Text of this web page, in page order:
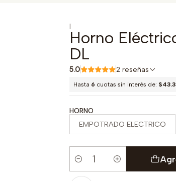
|
Horno
DL
5.0 2 reseñas
Hasta 6 cuotas sin interés de:
HORNO
EMPOTRADO ELECTRICO
Cantidad